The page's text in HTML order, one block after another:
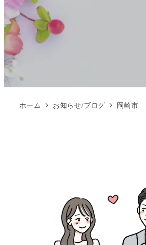
ホーム お知らせ/ブログ 岡崎市